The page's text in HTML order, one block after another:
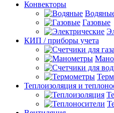
Конвекторы
Газовые
КИП / приборы учета
Теплоизоляция и